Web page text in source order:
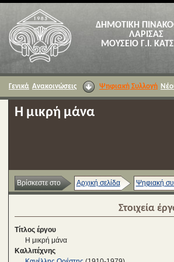
ΔΗΜΟΤΙΚΗ
ΛΑΡΙΣΑΣ
ΜΟΥΣΕΙΟ Γ.Ι.
Γενικά Ανακοινώσεις Ψηφιακή Συλλογή
Η μικρή μάνα
Βρίσκεστε στο Αρχική σελίδα Ψηφιακή
Στοιχεία
Τίτλος έργου
Η μικρή μάνα
Καλλιτέχνης